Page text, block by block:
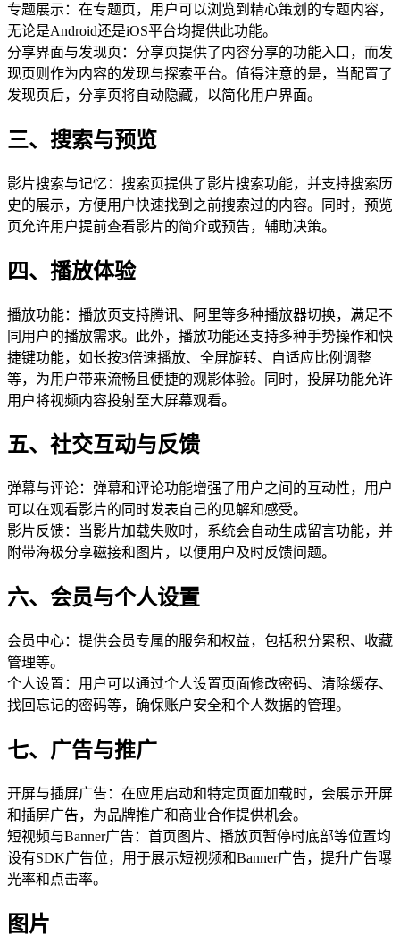
专题展示：在专题页，用户可以浏览到精心策划的专题内容，
无论是Android还是iOS平台均提供此功能。
分享界面与发现页：分享页提供了内容分享的功能入口，而发
现页则作为内容的发现与探索平台。值得注意的是，当配置了
发现页后，分享页将自动隐藏，以简化用户界面。
三、搜索与预览
影片搜索与记忆：搜索页提供了影片搜索功能，并支持搜索历
史的展示，方便用户快速找到之前搜索过的内容。同时，预览
页允许用户提前查看影片的简介或预告，辅助决策。
四、播放体验
播放功能：播放页支持腾讯、阿里等多种播放器切换，满足不
同用户的播放需求。此外，播放功能还支持多种手势操作和快
捷键功能，如长按3倍速播放、全屏旋转、自适应比例调整
等，为用户带来流畅且便捷的观影体验。同时，投屏功能允许
用户将视频内容投射至大屏幕观看。
五、社交互动与反馈
弹幕与评论：弹幕和评论功能增强了用户之间的互动性，用户
可以在观看影片的同时发表自己的见解和感受。
影片反馈：当影片加载失败时，系统会自动生成留言功能，并
附带海极分享磁接和图片，以便用户及时反馈问题。
六、会员与个人设置
会员中心：提供会员专属的服务和权益，包括积分累积、收藏
管理等。
个人设置：用户可以通过个人设置页面修改密码、清除缓存、
找回忘记的密码等，确保账户安全和个人数据的管理。
七、广告与推广
开屏与插屏广告：在应用启动和特定页面加载时，会展示开屏
和插屏广告，为品牌推广和商业合作提供机会。
短视频与Banner广告：首页图片、播放页暂停时底部等位置均
设有SDK广告位，用于展示短视频和Banner广告，提升广告曝
光率和点击率。
图片